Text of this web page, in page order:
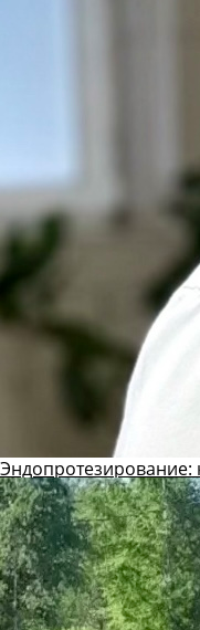
Эндопротезирование: